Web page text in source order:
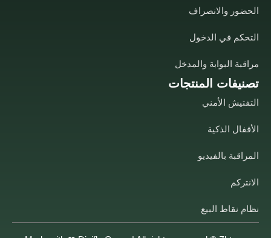
تصنيفات المنتجات
التفتيش الأمني
الأقفال الذكية
المراقبة بالفيديو
الانتركم
نظام نقاط البيع
الحضور والانصراف
التحكم في الدخول
مراقبة البوابة والمدخل